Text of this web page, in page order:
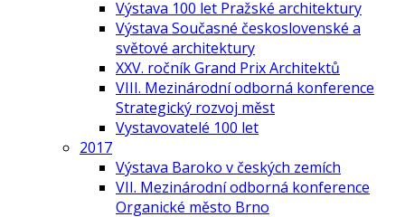
Výstava 100 let Pražské architektury
Výstava Současné československé a
světové architektury
XXV. ročník Grand Prix Architektů
VIII. Mezinárodní odborná konference
Strategický rozvoj měst
Vystavovatelé 100 let
2017
Výstava Baroko v českých zemích
VII. Mezinárodní odborná konference
Organické město Brno